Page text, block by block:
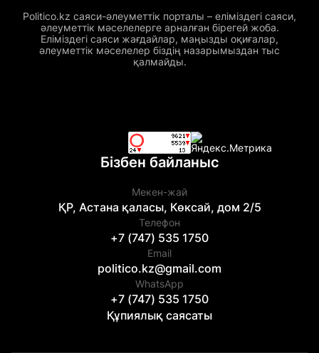
Politico.kz саяси-әлеуметтік порталы – еліміздегі саяси,
әлеуметтік мәселелерге арналған бірегей жоба.
Еліміздегі саяси жағдайлар, маңызды оқиғалар,
әлеуметтік мәселелер біздің назарымыздан тыс
қалмайды.
Бізбен байланыс
Мекен-жай
ҚР, Астана қаласы, Көксай, дом 2/5
Телефон
+7 (747) 535 1750
Email
politico.kz@gmail.com
WhatsApp
+7 (747) 535 1750
Құпиялық саясаты